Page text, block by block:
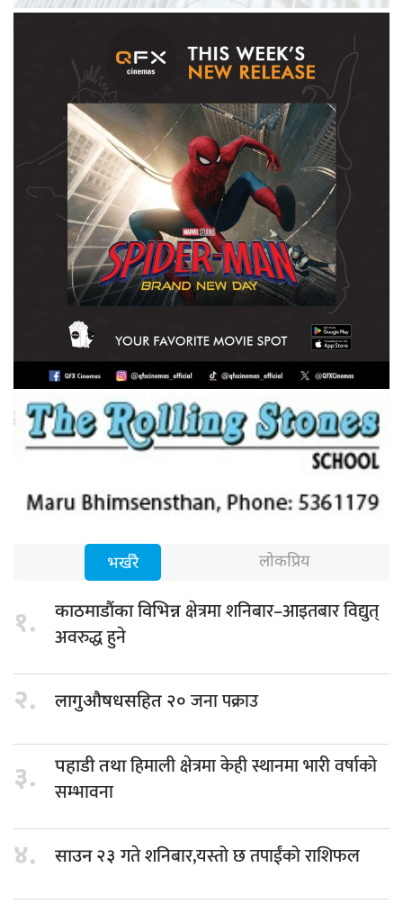
भर्खरै लोकप्रिय
१. काठमाडौंका विभिन्नक्षेत्रमा शनिबार–आइतबार विद्युत्
अवरुद्ध हुने
२. लागुऔषधसहित २०जना पक्राउ
३. पहाडी तथाहिमाली क्षेत्रमा केही स्थानमा भारी वर्षाको
सम्भावना
४. साउन २३गते शनिबार,यस्तो छ तपाईंको राशिफल